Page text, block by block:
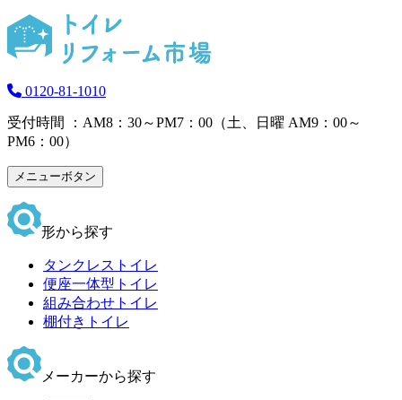
0120-81-1010
受付時間 ：AM8：30～PM7：00（土、日曜 AM9：00～
PM6：00）
メニューボタン
形から探す
タンクレストイレ
便座一体型トイレ
組み合わせトイレ
棚付きトイレ
メーカーから探す